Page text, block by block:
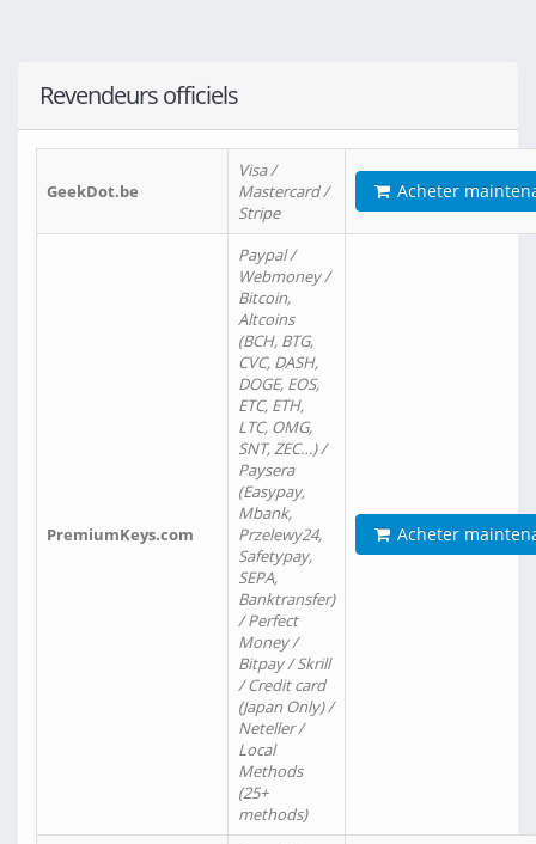
Revendeurs officiels
GeekDot.be
Visa /
Mastercard /
Stripe
Acheter
PremiumKeys.com
Paypal /
Webmoney /
Bitcoin,
Altcoins
(BCH, BTG,
CVC, DASH,
DOGE, EOS,
ETC, ETH,
LTC, OMG,
SNT, ZEC…) /
Paysera
(Easypay,
Mbank,
Przelewy24,
Safetypay,
SEPA,
Banktransfer)
/ Perfect
Money /
Bitpay / Skrill
/ Credit card
(Japan Only) /
Neteller /
Local
Methods
(25+
methods)
Acheter